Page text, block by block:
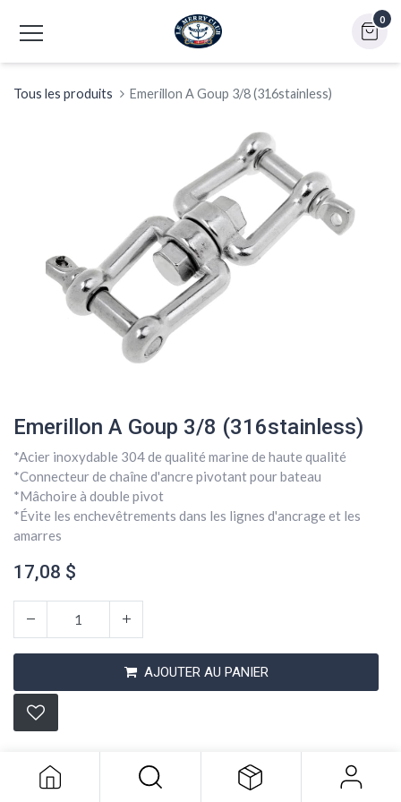
0
Tous les produits Emerillon A Goup 3/8 (316stainless)
Emerillon A Goup 3/8 (316stainless)
*Acier inoxydable 304 de qualité marine de haute qualité
*Connecteur de chaîne d'ancre pivotant pour bateau
*Mâchoire à double pivot
*Évite les enchevêtrements dans les lignes d'ancrage et les
amarres
17,08 $
AJOUTER AU PANIER
Conditions générales
Expédition : 2-3 jours ouvrables